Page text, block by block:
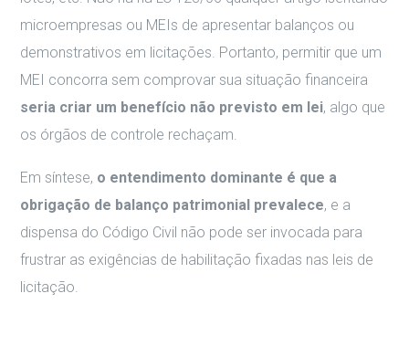
microempresas ou MEIs de apresentar balanços ou
demonstrativos em licitações. Portanto, permitir que um
MEI concorra sem comprovar sua situação financeira
seria criar um benefício não previsto em lei, algo que
os órgãos de controle rechaçam.
Em síntese, o entendimento dominante é que a
obrigação de balanço patrimonial prevalece, e a
dispensa do Código Civil não pode ser invocada para
frustrar as exigências de habilitação fixadas nas leis de
licitação.